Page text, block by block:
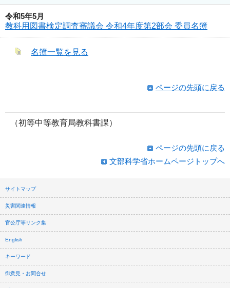
令和5年5月
教科用図書検定調査審議会 令和4年度第2部会 委員名簿
名簿一覧を見る
ページの先頭に戻る
（初等中等教育局教科書課）
ページの先頭に戻る
文部科学省ホームページトップへ
サイトマップ
災害関連情報
官公庁等リンク集
English
キーワード
御意見・お問合せ